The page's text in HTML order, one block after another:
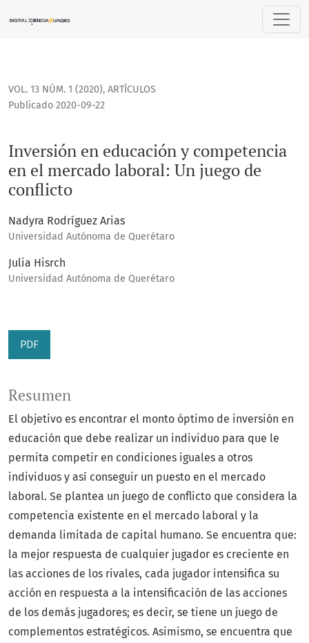
Inversión en educación y competencia en el mercado
VOL. 13 NÚM. 1 (2020), ARTÍCULOS
Inversión en educación y competencia
en el mercado laboral: Un juego de
conflicto
Publicado 2020-09-22
Nadyra Rodríguez Arias
Universidad Autónoma de Querétaro
Julia Hisrch
Universidad Autónoma de Querétaro
PDF
Resumen
El objetivo es encontrar el monto óptimo de inversión en
educación que debe realizar un individuo para que le
permita competir en condiciones iguales a otros
individuos y así conseguir un puesto en el mercado
laboral. Se plantea un juego de conflicto que considera la
competencia existente en el mercado laboral y la
demanda limitada de capital humano. Se encuentra que:
la mejor respuesta de cualquier jugador es creciente en
las acciones de los rivales, cada jugador intensifica su
acción en respuesta a la intensificación de las acciones
de los demás jugadores; es decir, se tiene un juego de
complementos estratégicos. Asimismo, se encuentra que